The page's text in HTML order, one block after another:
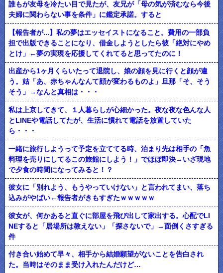
誰もが友母を冷たい目で見たが、友兄が「母の気が済むなら今後
夫婦に関わらない事を条件」に鑑定承諾。すると
【報告者が...】私の夢はエッセイストになること。費用の一部負
担で出版できることになり、借金しようとしたら彼「絶対にやめ
とけ」←夢の実現を応援してくれてると思ってたのに！
出産から1ヶ月くらいたって退院し、娘の顔を見に行くと顔が違
う。姑「あ、赤ちゃんなんて顔が変わるものよ」旦那「そ、そう
そう」→なんと真相は・・・
私は上京してきて、１人暮らしが心細かった。夜な夜な色んな人
とLINEや電話してたが、生活に慣れて電話を放置していた
ら・・・
一緒に旅行しようって予定を立ててる時、泊まり先は相手の「魚
料理を売りにしてるこの旅館にしよう！」でほぼ即決→いざ現地
で夕食の時間になってみると！？
彼女に「別れよう、もうやっていけない」と言われてまい、落ち
込みがやばい←報告者がきもすぎたｗｗｗｗｗ
彼女が、何かあると直ぐに部屋を飛び出して家出する。心配でLI
NEすると「居場所は教えない」「探さないで」→面倒くさすぎる
件
付き合い始めて早々、相手から結婚願望がないことを告白され
た。当時はそのまま受け入れたんだけど…